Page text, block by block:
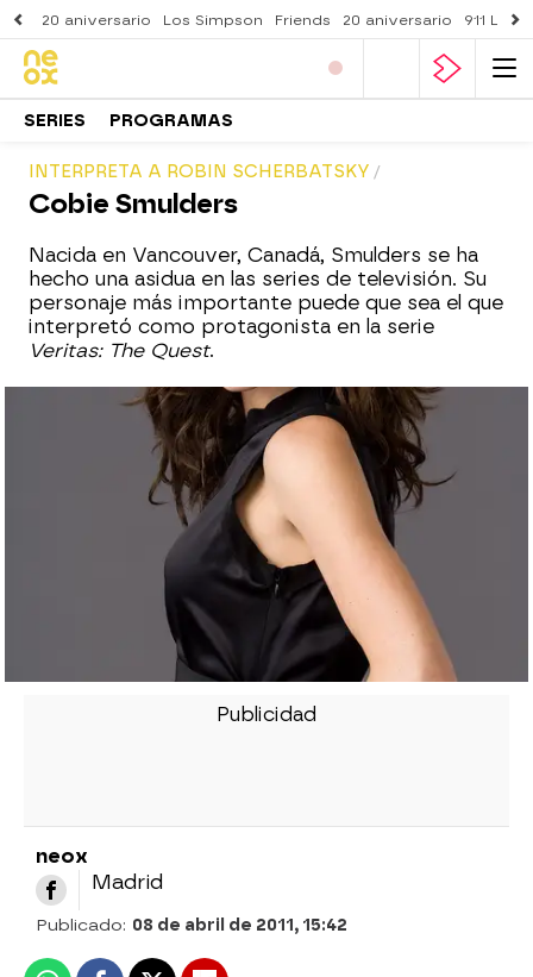
20 aniversario Los Simpson Friends 20 aniversario 911
SERIES PROGRAMAS
INTERPRETA A ROBIN SCHERBATSKY
Cobie Smulders
Nacida en Vancouver, Canadá, Smulders se ha
hecho una asidua en las series de televisión. Su
personaje más importante puede que sea el que
interpretó como protagonista en la serie
Veritas: The Quest.
neox
Madrid
Publicado: 08 de abril de 2011, 15:42